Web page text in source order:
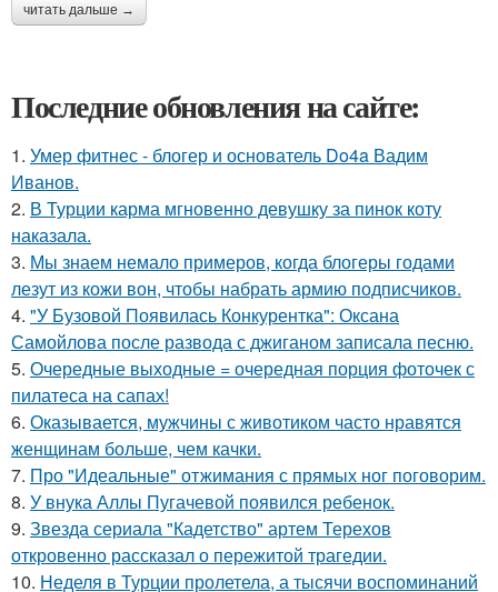
читать дальше →
Последние обновления на сайте:
1. Умер фитнес - блогер и основатель Do4a Вадим
Иванов.
2. В Турции карма мгновенно девушку за пинок коту
наказала.
3. Мы знаем немало примеров, когда блогеры годами
лезут из кожи вон, чтобы набрать армию подписчиков.
4. "У Бузовой Появилась Конкурентка": Оксана
Самойлова после развода с джиганом записала песню.
5. Очередные выходные = очередная порция фоточек с
пилатеса на сапах!
6. Оказывается, мужчины с животиком часто нравятся
женщинам больше, чем качки.
7. Про "Идеальные" отжимания с прямых ног поговорим.
8. У внука Аллы Пугачевой появился ребенок.
9. Звезда сериала "Кадетство" артем Терехов
откровенно рассказал о пережитой трагедии.
10. Неделя в Турции пролетела, а тысячи воспоминаний